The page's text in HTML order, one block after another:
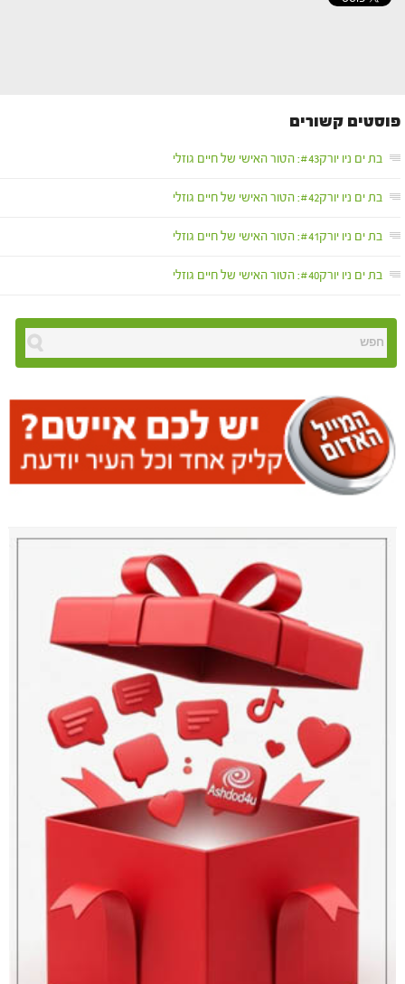
פוסטים קשורים
בת ים ניו יורק#43: הטור האישי של חיים גוזלי
בת ים ניו יורק#42: הטור האישי של חיים גוזלי
בת ים ניו יורק#41: הטור האישי של חיים גוזלי
בת ים ניו יורק#40: הטור האישי של חיים גוזלי